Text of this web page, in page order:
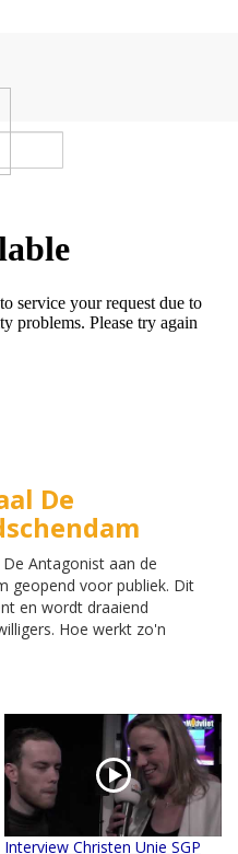
De
Antagonist aan de
geopend voor publiek. Dit
en wordt draaiend
Hoe werkt zo'n
Interview Christen Unie SGP